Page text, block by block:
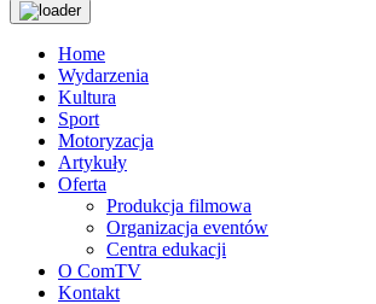
Home
Wydarzenia
Kultura
Sport
Motoryzacja
Artykuły
Oferta
Produkcja filmowa
Organizacja eventów
Centra edukacji
O ComTV
Kontakt